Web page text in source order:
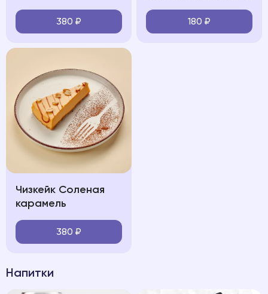
380 ₽ 180 ₽
Чизкейк Соленая
карамель
380 ₽
Напитки